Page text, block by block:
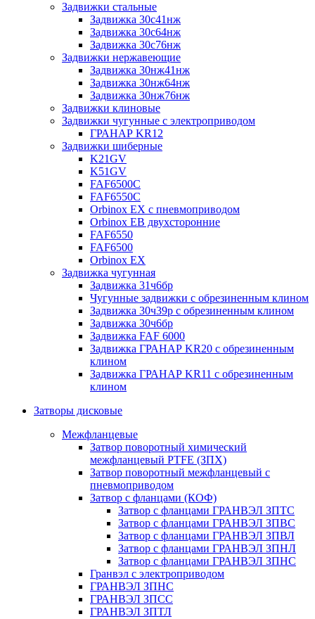
Задвижки стальные
Задвижка 30с41нж
Задвижка 30с64нж
Задвижка 30с76нж
Задвижки нержавеющие
Задвижка 30нж41нж
Задвижка 30нж64нж
Задвижка 30нж76нж
Задвижки клиновые
Задвижки чугунные с электроприводом
ГРАНАР KR12
Задвижки шиберные
K21GV
K51GV
FAF6500C
FAF6550С
Orbinox EX с пневмоприводом
Orbinox EB двухсторонние
FAF6550
FAF6500
Orbinox EX
Задвижка чугунная
Задвижка 31ч6бр
Чугунные задвижки с обрезиненным клином
Задвижка 30ч39р с обрезиненным клином
Задвижка 30ч6бр
Задвижка FAF 6000
Задвижка ГРАНАР KR20 с обрезиненным
клином
Задвижка ГРАНАР KR11 с обрезиненным
клином
Затворы дисковые
Межфланцевые
Затвор поворотный химический
межфланцевый PTFE (ЗПХ)
Затвор поворотный межфланцевый с
пневмоприводом
Затвор с фланцами (КОФ)
Затвор с фланцами ГРАНВЭЛ ЗПТС
Затвор с фланцами ГРАНВЭЛ ЗПВС
Затвор с фланцами ГРАНВЭЛ ЗПВЛ
Затвор с фланцами ГРАНВЭЛ ЗПНЛ
Затвор с фланцами ГРАНВЭЛ ЗПНС
Гранвэл с электроприводом
ГРАНВЭЛ ЗПНС
ГРАНВЭЛ ЗПСС
ГРАНВЭЛ ЗПТЛ